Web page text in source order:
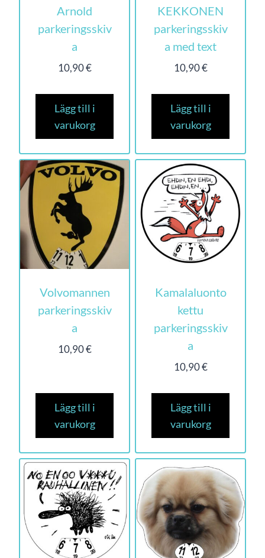
Arnold
parkeringsskiv
a
10,90€
Lägg till i
varukorg
KEKKONEN
parkeringsskiv
a med text
10,90€
Lägg till i
varukorg
Volvomannen
parkeringsskiv
a
10,90€
Lägg till i
varukorg
Kamalaluonto
kettu
parkeringsskiv
a
10,90€
Lägg till i
varukorg